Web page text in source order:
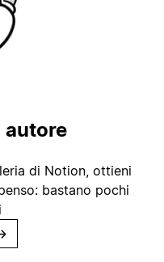
autore
di Notion, ottieni
bastano pochi